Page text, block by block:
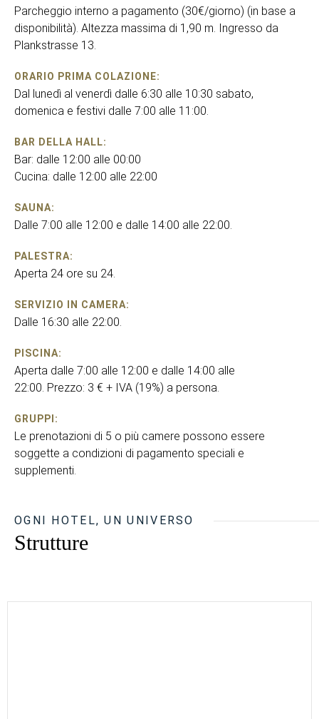
Parcheggio interno a pagamento (30€/giorno) (in base a
disponibilità). Altezza massima di 1,90 m. Ingresso da
Plankstrasse 13.
ORARIO PRIMA COLAZIONE:
Dal lunedì al venerdì dalle 6:30 alle 10:30 sabato,
domenica e festivi dalle 7:00 alle 11:00.
BAR DELLA HALL:
Bar: dalle 12:00 alle 00:00
Cucina: dalle 12:00 alle 22:00
SAUNA:
Dalle 7:00 alle 12:00 e dalle 14:00 alle 22:00.
PALESTRA:
Aperta 24 ore su 24.
SERVIZIO IN CAMERA:
Dalle 16:30 alle 22:00.
PISCINA:
Aperta dalle 7:00 alle 12:00 e dalle 14:00 alle
22:00. Prezzo: 3 € + IVA (19%) a persona.
GRUPPI:
Le prenotazioni di 5 o più camere possono essere
soggette a condizioni di pagamento speciali e
supplementi.
OGNI HOTEL, UN UNIVERSO
Strutture